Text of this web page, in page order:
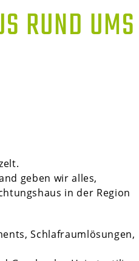
UMS S
geben wir alles,
in der Region
Schlafraumlösungen,